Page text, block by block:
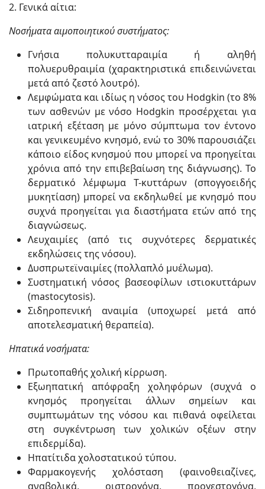
2. Γενικά αίτια:
Νοσήματα αιμοποιητικού συστήματος:
Γνήσια πολυκυτταραιμία ή αληθή
πολυερυθραιμία (χαρακτηριστικά επιδεινώνεται
μετά από ζεστό λουτρό).
Λεμφώματα και ιδίως η νόσος του Hodgkin (το 8%
των ασθενών με νόσο Hodgkin προσέρχεται για
ιατρική εξέταση με μόνο σύμπτωμα τον έντονο
και γενικευμένο κνησμό, ενώ το 30% παρουσιάζει
κάποιο είδος κνησμού που μπορεί να προηγείται
χρόνια από την επιβεβαίωση της διάγνωσης). Το
δερματικό λέμφωμα Τ-κυττάρων (σπογγοειδής
μυκητίαση) μπορεί να εκδηλωθεί με κνησμό που
συχνά προηγείται για διαστήματα ετών από της
διαγνώσεως.
Λευχαιμίες (από τις συχνότερες δερματικές
εκδηλώσεις της νόσου).
Δυσπρωτεϊναιμίες (πολλαπλό μυέλωμα).
Συστηματική νόσος βασεοφίλων ιστιοκυττάρων
(mastocytosis).
Σιδηροπενική αναιμία (υποχωρεί μετά από
αποτελεσματική θεραπεία).
Ηπατικά νοσήματα:
Πρωτοπαθής χολική κίρρωση.
Εξωηπατική απόφραξη χοληφόρων (συχνά ο
κνησμός προηγείται άλλων σημείων και
συμπτωμάτων της νόσου και πιθανά οφείλεται
στη συγκέντρωση των χολικών οξέων στην
επιδερμίδα).
Ηπατίτιδα χολοστατικού τύπου.
Φαρμακογενής χολόσταση (φαινοθειαζίνες,
αναβολικά, οιστρογόνα, προγεστογόνα,